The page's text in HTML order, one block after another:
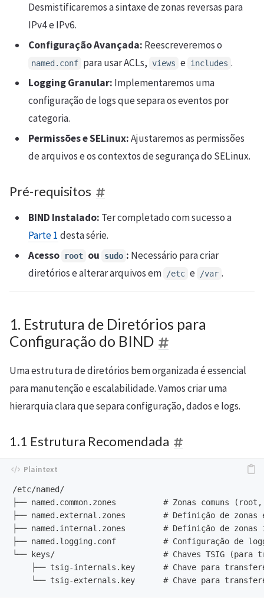
Desmistificaremos a sintaxe de zonas reversas para
IPv4 e IPv6.
Configuração Avançada: Reescreveremos o
named.conf para usar ACLs, views e includes .
Logging Granular: Implementaremos uma
configuração de logs que separa os eventos por
categoria.
Permissões e SELinux:Ajustaremos as permissões
de arquivos e os contextos de segurança do SELinux.
Pré-requisitos
BIND Instalado: Ter completado com sucesso a
Parte 1 desta série.
Acesso
root ou sudo : Necessário para criar
diretórios e alterar arquivos em
/etc e /var .
1. Estrutura de Diretórios para
Configuração do BIND
Uma estrutura de diretórios bem organizada é essencial
para manutenção e escalabilidade. Vamos criar uma
hierarquia clara que separa configuração, dados e logs.
1.1 Estrutura Recomendada
/etc/named/
├── named.common.zones          # Zonas comuns
├── named.external.zones        # Definição de zonas
├── named.internal.zones        # Definição de zonas
├── named.logging.conf          # Configuração de
└── keys/                       # Chaves TSIG (para
├── tsig-internals.key      # Chave para